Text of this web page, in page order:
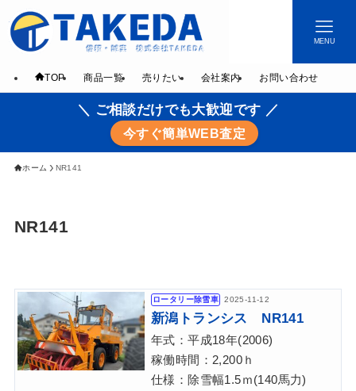
MENU
TOP 商品一覧 売りたい 会社案内 お問い合わせ
＼ ご相談だけでも大歓迎です ／
今すぐ簡単WEB査定
ホーム NR141
NR141
新潟トランシス NR141
年式：平成18年(2006)
稼働時間：2,200ｈ
仕様：除雪幅1.5ｍ(140馬力)
2025-11-12
ロータリー除雪車